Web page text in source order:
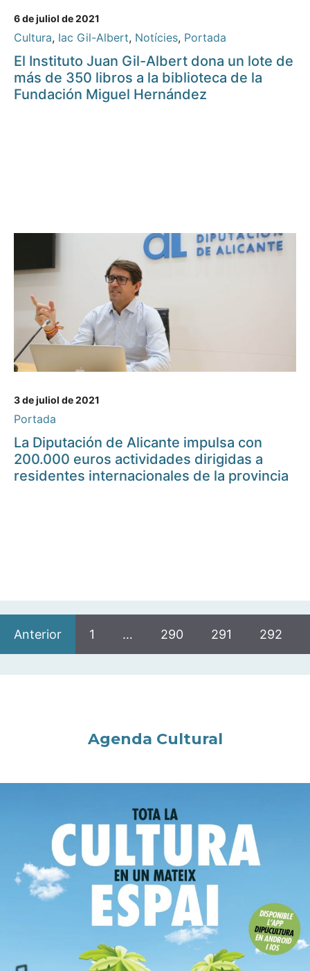
6 de juliol de 2021
Cultura, Iac Gil-Albert, Notícies, Portada
El Instituto Juan Gil-Albert dona un lote de
más de 350 libros a la biblioteca de la
Fundación Miguel Hernández
3 de juliol de 2021
Portada
La Diputación de Alicante impulsa con
200.000 euros actividades dirigidas a
residentes internacionales de la provincia
Anterior 1 … 290 291 292
Agenda Cultural